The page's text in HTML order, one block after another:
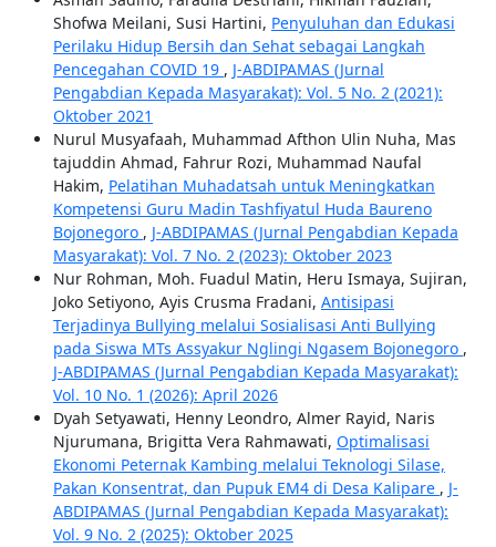
Shofwa Meilani, Susi Hartini, Penyuluhan dan Edukasi
Perilaku Hidup Bersih dan Sehat sebagai Langkah
Pencegahan COVID 19 , J-ABDIPAMAS (Jurnal
Pengabdian Kepada Masyarakat): Vol. 5 No. 2 (2021):
Oktober 2021
Nurul Musyafaah, Muhammad Afthon Ulin Nuha, Mas
tajuddin Ahmad, Fahrur Rozi, Muhammad Naufal
Hakim, Pelatihan Muhadatsah untuk Meningkatkan
Kompetensi Guru Madin Tashfiyatul Huda Baureno
Bojonegoro , J-ABDIPAMAS (Jurnal Pengabdian Kepada
Masyarakat): Vol. 7 No. 2 (2023): Oktober 2023
Nur Rohman, Moh. Fuadul Matin, Heru Ismaya, Sujiran,
Joko Setiyono, Ayis Crusma Fradani, Antisipasi
Terjadinya Bullying melalui Sosialisasi Anti Bullying
pada Siswa MTs Assyakur Nglingi Ngasem Bojonegoro ,
J-ABDIPAMAS (Jurnal Pengabdian Kepada Masyarakat):
Vol. 10 No. 1 (2026): April 2026
Dyah Setyawati, Henny Leondro, Almer Rayid, Naris
Njurumana, Brigitta Vera Rahmawati, Optimalisasi
Ekonomi Peternak Kambing melalui Teknologi Silase,
Pakan Konsentrat, dan Pupuk EM4 di Desa Kalipare , J-
ABDIPAMAS (Jurnal Pengabdian Kepada Masyarakat):
Vol. 9 No. 2 (2025): Oktober 2025